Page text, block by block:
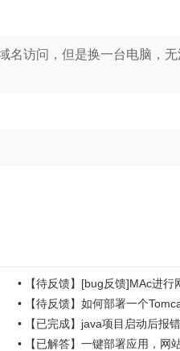
名访问，但是换一台电脑，
•
【待反馈】[bug反馈]MAc进
•
【待反馈】如何部署一个
•
【已完成】java项目启动后报
•
【已解答】一键部署应用，网